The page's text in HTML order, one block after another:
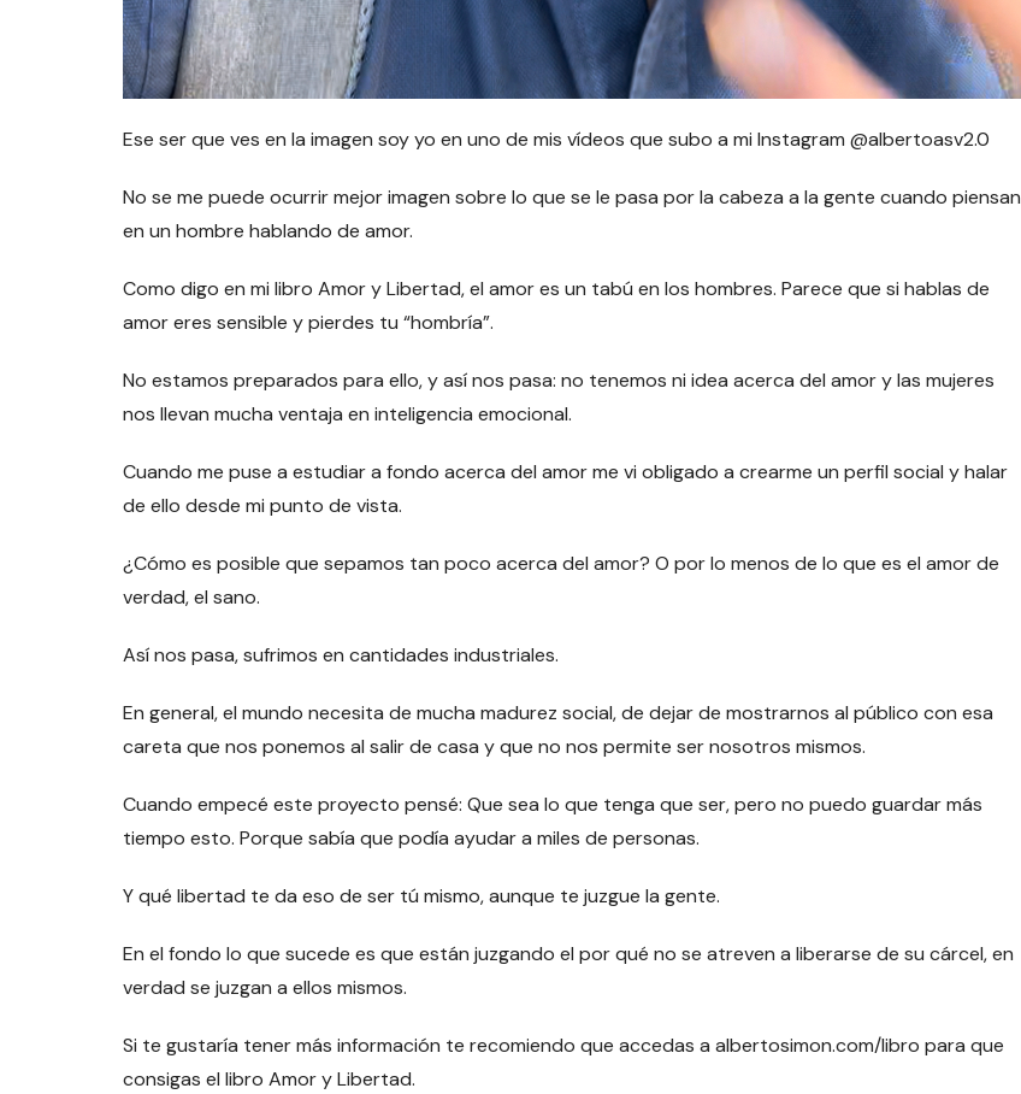
Ese ser que ves en la imagen soy yo en uno de mis vídeos que subo a mi Instagram @albertoasv2.0
No se me puede ocurrir mejor imagen sobre lo que se le pasa por la cabeza a la gente cuando piensan
en un hombre hablando de amor.
Como digo en mi libro Amor y Libertad, el amor es un tabú en los hombres. Parece que si hablas de
amor eres sensible y pierdes tu “hombría”.
No estamos preparados para ello, y así nos pasa: no tenemos ni idea acerca del amor y las mujeres
nos llevan mucha ventaja en inteligencia emocional.
Cuando me puse a estudiar a fondo acerca del amor me vi obligado a crearme un perfil social y halar
de ello desde mi punto de vista.
¿Cómo es posible que sepamos tan poco acerca del amor? O por lo menos de lo que es el amor de
verdad, el sano.
Así nos pasa, sufrimos en cantidades industriales.
En general, el mundo necesita de mucha madurez social, de dejar de mostrarnos al público con esa
careta que nos ponemos al salir de casa y que no nos permite ser nosotros mismos.
Cuando empecé este proyecto pensé: Que sea lo que tenga que ser, pero no puedo guardar más
tiempo esto. Porque sabía que podía ayudar a miles de personas.
Y qué libertad te da eso de ser tú mismo, aunque te juzgue la gente.
En el fondo lo que sucede es que están juzgando el por qué no se atreven a liberarse de su cárcel, en
verdad se juzgan a ellos mismos.
Si te gustaría tener más información te recomiendo que accedas a albertosimon.com/libro para que
consigas el libro Amor y Libertad.